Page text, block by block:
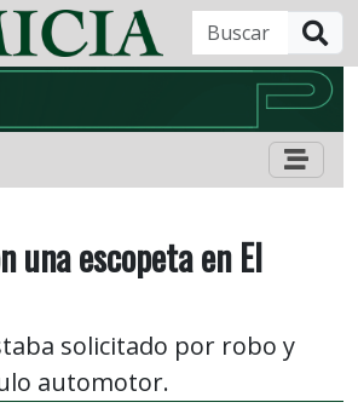
una escopeta en El
solicitado por robo y
automotor.